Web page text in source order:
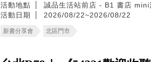
活動地點
誠品生活站前店 - B1 書店 mini
活動日期
2026/08/22~2026/08/22
新書分享會 北區門市